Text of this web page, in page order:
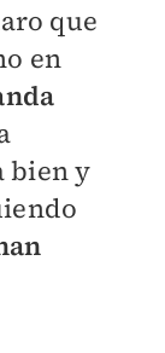
que
en
bien y